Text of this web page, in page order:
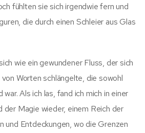
fühlten sie sich irgendwie fern und
die durch einen Schleier aus Glas
wie ein gewundener Fluss, der sich
Worten schlängelte, die sowohl
Als ich las, fand ich mich in einer
der Magie wieder, einem Reich der
und Entdeckungen, wo die Grenzen